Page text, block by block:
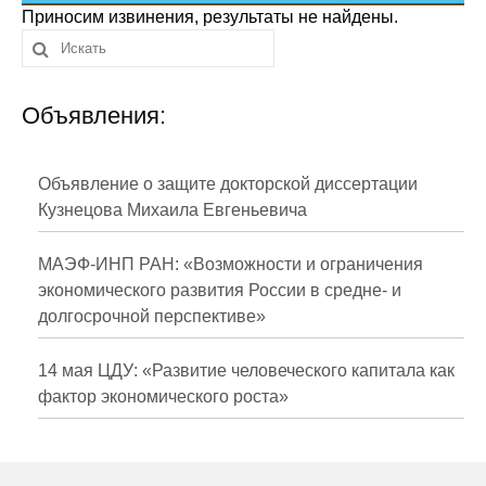
Сотрудники
Отчетность
Противодействие коррупции
Публикации
Научная жизнь
Издания
Проблемы прогнозирования
О журнале
Приносим извинения, результаты не найдены.
Объявления:
Объявление о защите докторской диссертации
Кузнецова Михаила Евгеньевича
МАЭФ-ИНП РАН: «Возможности и ограничения
экономического развития России в средне- и
долгосрочной перспективе»
14 мая ЦДУ: «Развитие человеческого капитала как
фактор экономического роста»